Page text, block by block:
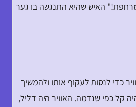
האיש שהיא התנגשה בו גער
כדי לנסות לעקוף אותו ולהמשיך
קל כפי שנדמה. האוויר היה דליל,